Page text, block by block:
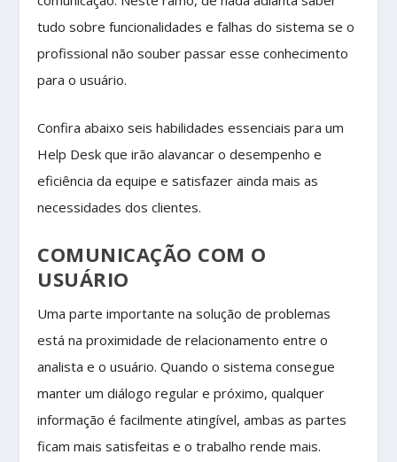
tudo sobre funcionalidades e falhas do sistema se o
profissional não souber passar esse conhecimento
para o usuário.
Confira abaixo seis habilidades essenciais para um
Help Desk que irão alavancar o desempenho e
eficiência da equipe e satisfazer ainda mais as
necessidades dos clientes.
COMUNICAÇÃO COM O
USUÁRIO
Uma parte importante na solução de problemas
está na proximidade de relacionamento entre o
analista e o usuário. Quando o sistema consegue
manter um diálogo regular e próximo, qualquer
informação é facilmente atingível, ambas as partes
ficam mais satisfeitas e o trabalho rende mais.